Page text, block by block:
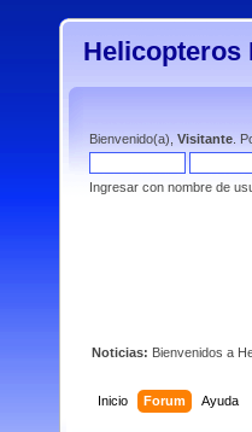
Helicopteros
Bienvenido(a), Visitante .
Ingresar con nombre de
Noticias: Bienvenidos a
Inicio Forum Ayuda